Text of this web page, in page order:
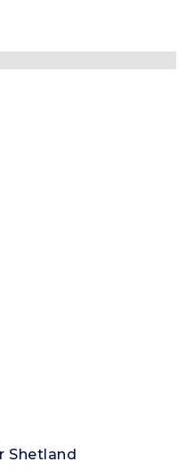
Shetland